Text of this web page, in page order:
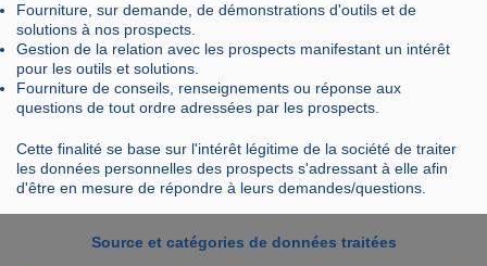
Fourniture, sur demande, de démonstrations d'outils et de
solutions à nos prospects.
Gestion de la relation avec les prospects manifestant un intérêt
pour les outils et solutions.
Fourniture de conseils, renseignements ou réponse aux
questions de tout ordre adressées par les prospects.
Cette finalité se base sur l'intérêt légitime de la société de traiter
les données personnelles des prospects s'adressant à elle afin
d'être en mesure de répondre à leurs demandes/questions.
Source et catégories de données traitées